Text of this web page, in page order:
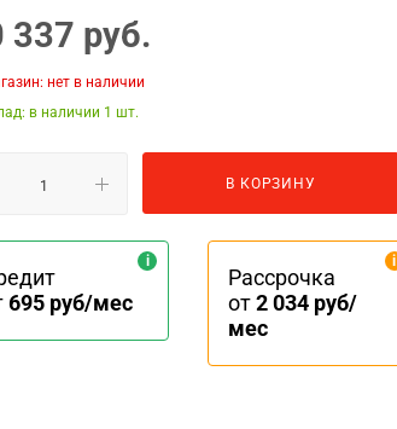
337 руб.
нет в наличии
в наличии 1
В КОРЗИНУ
695 руб/мес
Рассрочка
от2 034 руб/
мес